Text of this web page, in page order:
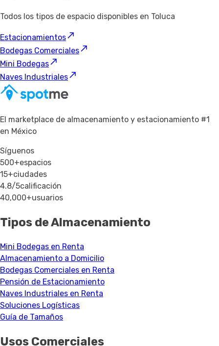
Todos los tipos de espacio disponibles en Toluca
Estacionamientos
Bodegas Comerciales
Mini Bodegas
Naves Industriales
El marketplace de almacenamiento y estacionamiento #1
en México
Síguenos
500+espacios
15+ciudades
4.8/5calificación
40,000+usuarios
Tipos de Almacenamiento
Mini Bodegas en Renta
Almacenamiento a Domicilio
Bodegas Comerciales en Renta
Pensión de Estacionamiento
Naves Industriales en Renta
Soluciones Logísticas
Guía de Tamaños
Usos Comerciales